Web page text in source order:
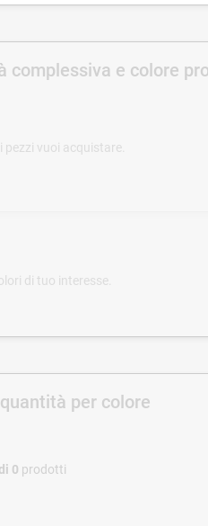
complessiva e colore
pezzi vuoi acquistare.
di tuo interesse.
per colore
di 0 prodotti